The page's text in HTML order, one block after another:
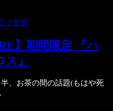
グ更新
】期間限定 『ハ
』
、お茶の間の話題(もはや死